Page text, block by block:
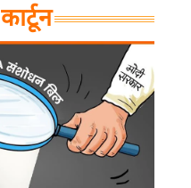
कार्टून